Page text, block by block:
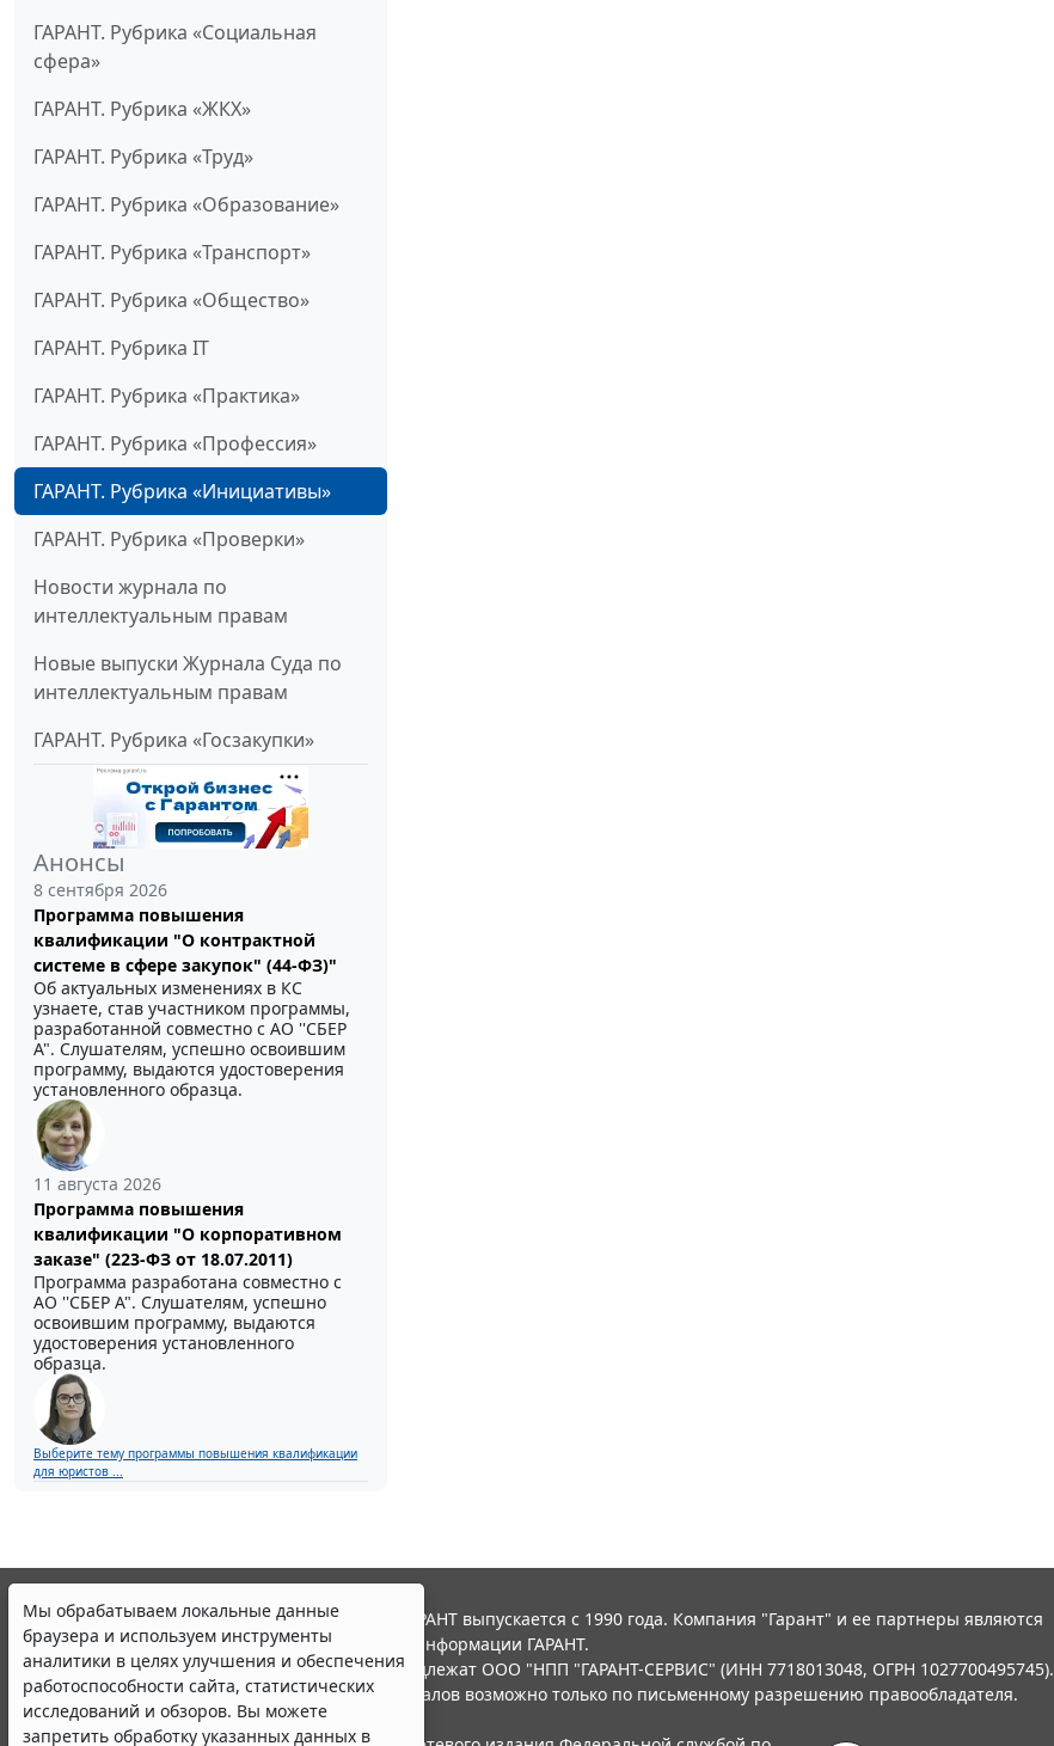
ГАРАНТ. Рубрика «Социальная
сфера»
ГАРАНТ. Рубрика «ЖКХ»
ГАРАНТ. Рубрика «Труд»
ГАРАНТ. Рубрика «Образование»
ГАРАНТ. Рубрика «Транспорт»
ГАРАНТ. Рубрика «Общество»
ГАРАНТ. Рубрика IT
ГАРАНТ. Рубрика «Практика»
ГАРАНТ. Рубрика «Профессия»
ГАРАНТ. Рубрика «Инициативы»
ГАРАНТ. Рубрика «Проверки»
Новости журнала по
интеллектуальным правам
Новые выпуски Журнала Суда по
интеллектуальным правам
ГАРАНТ. Рубрика «Госзакупки»
Анонсы
8 сентября 2026
Программа повышения
квалификации "О контрактной
системе в сфере закупок" (44-ФЗ)"
Об актуальных изменениях в КС
узнаете, став участником программы,
разработанной совместно с АО ''СБЕР
А". Слушателям, успешно освоившим
программу, выдаются удостоверения
установленного образца.
11 августа 2026
Программа повышения
квалификации "О корпоративном
заказе" (223-ФЗ от 18.07.2011)
Программа разработана совместно с
АО ''СБЕР А". Слушателям, успешно
освоившим программу, выдаются
удостоверения установленного
образца.
Выберите тему программы повышения квалификации
для юристов ...
Мы обрабатываем локальные данные
браузера и используем инструменты
аналитики в целях улучшения и обеспечения
работоспособности сайта, статистических
исследований и обзоров. Вы можете
запретить обработку указанных данных в
© ООО "НПП "ГАРАНТ-СЕРВИС", 2026. Система ГАРАНТ выпускается с 1990 года. Компания "Гарант" и ее партнеры являются
участниками Российской ассоциации правовой информации ГАРАНТ.
Все права на материалы сайта ГАРАНТ.РУ принадлежат ООО "НПП "ГАРАНТ-СЕРВИС" (ИНН 7718013048, ОГРН 1027700495745).
Полное или частичное воспроизведение материалов возможно только по письменному разрешению правообладателя.
Правила использования портала.